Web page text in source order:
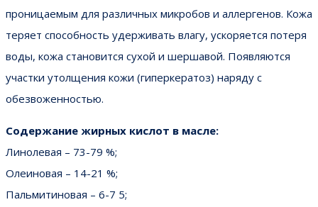
проницаемым для различных микробов и аллергенов. Кожа
теряет способность удерживать влагу, ускоряется потеря
воды, кожа становится сухой и шершавой. Появляются
участки утолщения кожи (гиперкератоз) наряду с
обезвоженностью.
Содержание жирных кислот в масле:
Линолевая – 73-79 %;
Олеиновая – 14-21 %;
Пальмитиновая – 6-7 5;